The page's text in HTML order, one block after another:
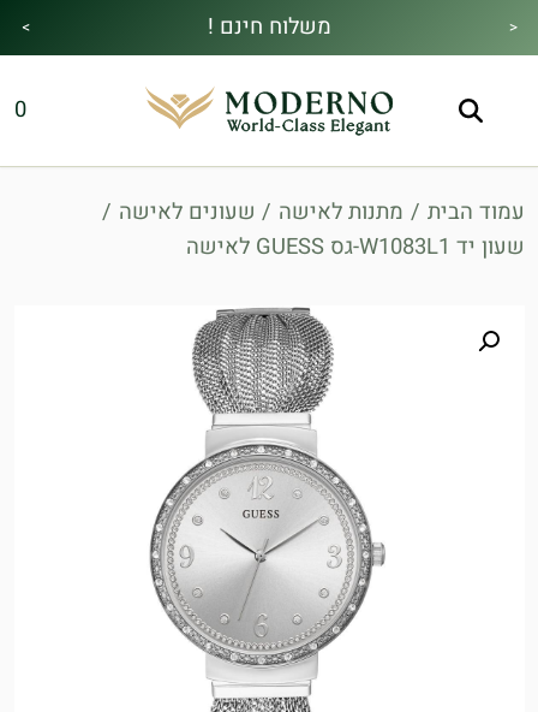
< משלוח חינם !
מתנה מיוחדת בכל בקנייה !
הנחה!בהקשת קוד קופון👇
>
0
עמוד הבית / מתנות לאישה / שעונים לאישה /
שעון יד W1083L1-גס GUESS לאישה